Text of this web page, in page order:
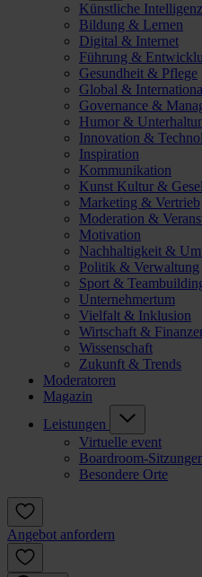
Künstliche
Bildung & Lernen
Digital & Internet
Führung &
Gesundheit & Pflege
Global &
Governance &
Humor &
Innovation &
Inspiration
Kommunikation
Kunst Kultur &
Marketing & Vertrieb
Moderation &
Motivation
Nachhaltigkeit &
Politik & Verwaltung
Sport &
Unternehmertum
Vielfalt & Inklusion
Wirtschaft &
Wissenschaft
Zukunft & Trends
Moderatoren
Magazin
Leistungen
Virtuelle event
Boardroom-
Besondere Orte
Angebot anfordern